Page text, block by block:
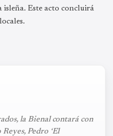
isleña. Este acto concluirá
la Bienal contará con
Pedro ‘El